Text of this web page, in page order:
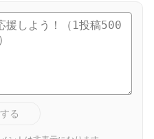
る